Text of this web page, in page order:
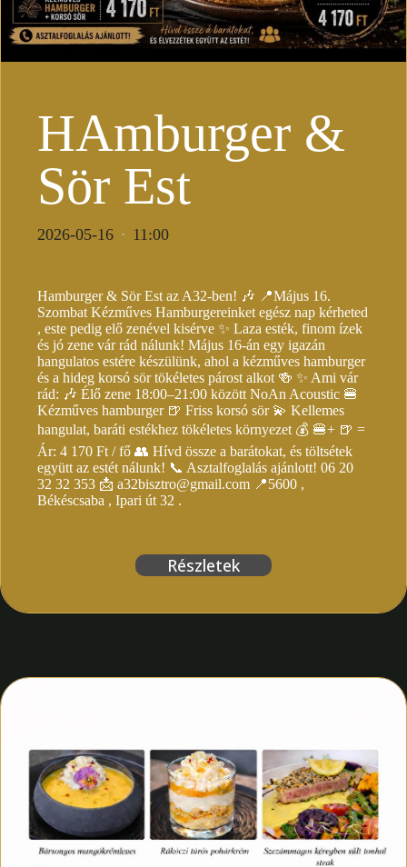
HAmburger &
Sör Est
2026-05-16 · 11:00
Hamburger & Sör Est az A32-ben! 🎶 📍Május 16.
Szombat Kézműves Hamburgereinket egész nap kérheted
, este pedig elő zenével kisérve ✨ Laza esték, finom ízek
és jó zene vár rád nálunk! Május 16-án egy igazán
hangulatos estére készülünk, ahol a kézműves hamburger
és a hideg korsó sör tökéletes párost alkot 🍻 ✨ Ami vár
rád: 🎶 Élő zene 18:00–21:00 között NoAn Acoustic 🍔
Kézműves hamburger 🍺 Friss korsó sör 💫 Kellemes
hangulat, baráti estékhez tökéletes környezet 💰 🍔+ 🍺 =
Ár: 4 170 Ft / fő 👥 Hívd össze a barátokat, és töltsétek
együtt az estét nálunk! 📞 Asztalfoglalás ajánlott! 06 20
32 32 353 📩 a32bisztro@gmail.com 📍5600 ,
Békéscsaba , Ipari út 32 .
Részletek